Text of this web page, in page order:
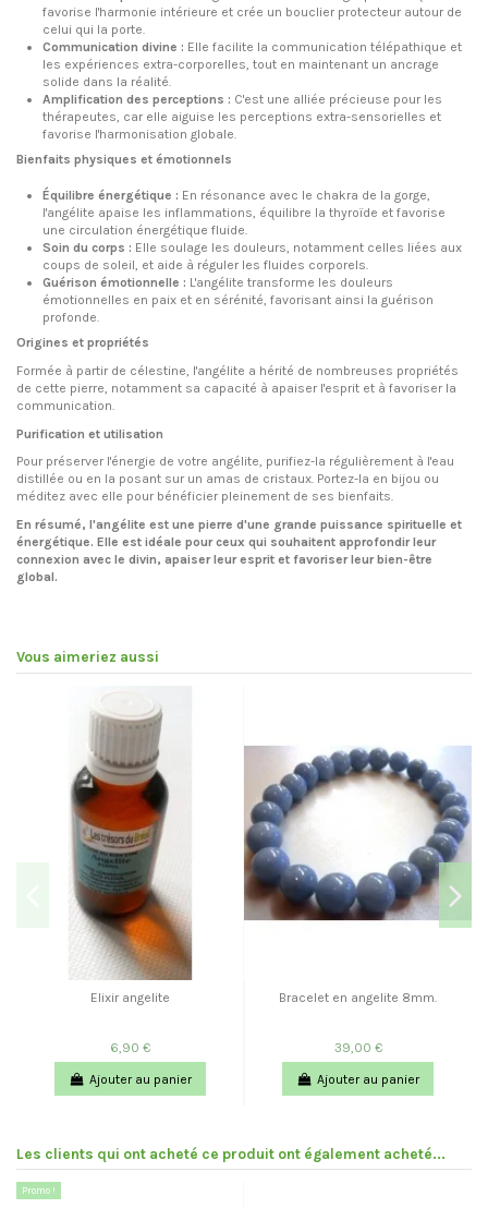
favorise l'harmonie intérieure et crée un bouclier protecteur autour de
celui qui la porte.
Communication divine : Elle facilite la communication télépathique et
les expériences extra-corporelles, tout en maintenant un ancrage
solide dans la réalité.
Amplification des perceptions : C'est une alliée précieuse pour les
thérapeutes, car elle aiguise les perceptions extra-sensorielles et
favorise l'harmonisation globale.
Bienfaits physiques et émotionnels
Équilibre énergétique : En résonance avec le chakra de la gorge,
l'angélite apaise les inflammations, équilibre la thyroïde et favorise
une circulation énergétique fluide.
Soin du corps : Elle soulage les douleurs, notamment celles liées aux
coups de soleil, et aide à réguler les fluides corporels.
Guérison émotionnelle : L'angélite transforme les douleurs
émotionnelles en paix et en sérénité, favorisant ainsi la guérison
profonde.
Origines et propriétés
Formée à partir de célestine, l'angélite a hérité de nombreuses propriétés
de cette pierre, notamment sa capacité à apaiser l'esprit et à favoriser la
communication.
Purification et utilisation
Pour préserver l'énergie de votre angélite, purifiez-la régulièrement à l'eau
distillée ou en la posant sur un amas de cristaux. Portez-la en bijou ou
méditez avec elle pour bénéficier pleinement de ses bienfaits.
En résumé, l'angélite est une pierre d'une grande puissance spirituelle et
énergétique. Elle est idéale pour ceux qui souhaitent approfondir leur
connexion avec le divin, apaiser leur esprit et favoriser leur bien-être
global.
Vous aimeriez aussi
Elixir angelite
6,90 €
Ajouter au panier
Bracelet en angelite 8mm.
39,00 €
Ajouter au panier
Les clients qui ont acheté ce produit ont également acheté...
Promo !